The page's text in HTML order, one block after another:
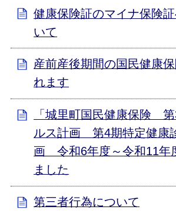
健康保険証のマイナ保険
いて
産前産後期間の国民健康
れます
「城里町国民健康保険
ルス計画 第4期特定健康
画 令和6年度～令和11年
ました
第三者行為について